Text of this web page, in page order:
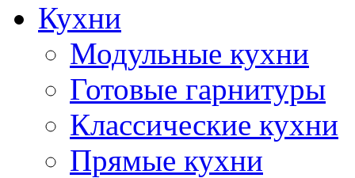
Кухни
Модульные кухни
Готовые гарнитуры
Классические кухни
Прямые кухни